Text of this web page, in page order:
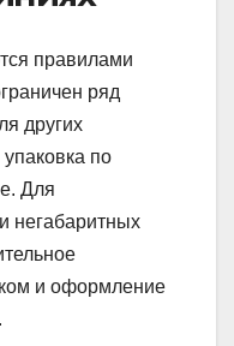
правилами
ряд
других
по
Для
негабаритных
и оформление